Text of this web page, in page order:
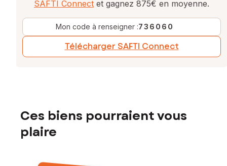
SAFTI Connect et gagnez 875€ en moyenne.
Mon code à renseigner :736060
Télécharger SAFTI Connect
Ces biens pourraient vous
plaire